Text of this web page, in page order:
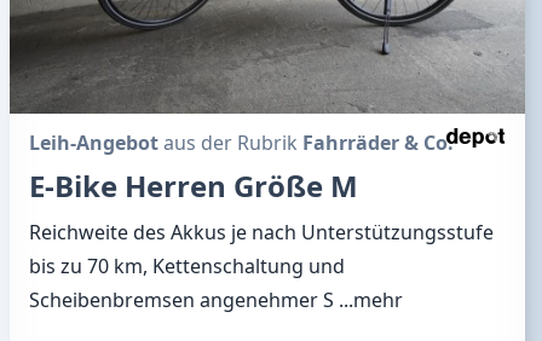
Leih-Angebotaus der Rubrik Fahrräder & Co.
E-Bike Herren Größe M
Reichweite des Akkus je nach Unterstützungsstufe
bis zu 70 km, Kettenschaltung und
Scheibenbremsen angenehmer S ...mehr